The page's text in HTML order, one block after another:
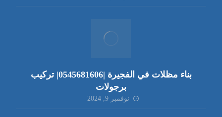
بناء مظلات في الفجيرة |0545681606| تركيب
برجولات
نوفمبر 9, 2024